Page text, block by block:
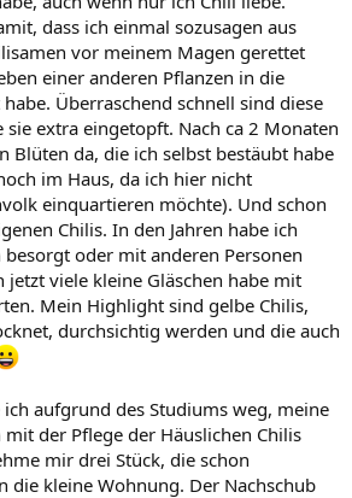
dass ich einmal sozusagen aus
vor meinem Magen gerettet
einer anderen Pflanzen in die
Überraschend schnell sind diese
extra eingetopft. Nach ca 2 Monaten
Blüten da, die ich selbst bestäubt habe
im Haus, da ich hier nicht
einquartieren möchte). Und schon
Chilis. In den Jahren habe ich
besorgt oder mit anderen Personen
jetzt viele kleine Gläschen habe mit
Mein Highlight sind gelbe Chilis,
durchsichtig werden und die auch
aufgrund des Studiums weg, meine
der Pflege der Häuslichen Chilis
mir drei Stück, die schon
die kleine Wohnung. Der Nachschub